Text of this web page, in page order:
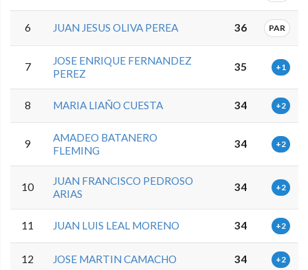
6 JUAN JESUS OLIVA PEREA 36 PAR
7
JOSE ENRIQUE FERNANDEZ
PEREZ
35 +1
8 MARIA LIAÑO CUESTA 34 +2
9
AMADEO BATANERO
FLEMING
34 +2
10
JUAN FRANCISCO PEDROSO
ARIAS
34 +2
11 JUAN LUIS LEAL MORENO 34 +2
12 JOSE MARTIN CAMACHO 34 +2